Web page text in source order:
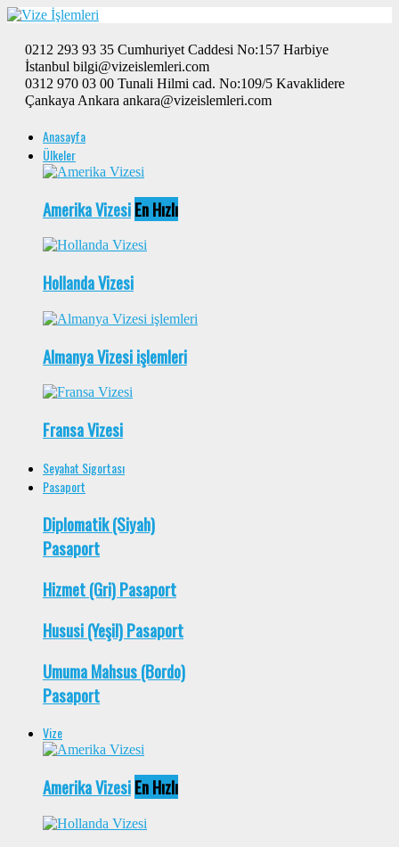
0212 293 93 35 Cumhuriyet Caddesi No:157 Harbiye
İstanbul bilgi@vizeislemleri.com
0312 970 03 00 Tunali Hilmi cad. No:109/5 Kavaklidere
Çankaya Ankara ankara@vizeislemleri.com
Anasayfa
Ülkeler
Amerika VizesiEn Hızlı
Hollanda Vizesi
Almanya Vizesi işlemleri
Fransa Vizesi
Seyahat Sigortası
Pasaport
Diplomatik (Siyah)
Pasaport
Hizmet (Gri) Pasaport
Hususi (Yeşil) Pasaport
Umuma Mahsus (Bordo)
Pasaport
Vize
Amerika VizesiEn Hızlı